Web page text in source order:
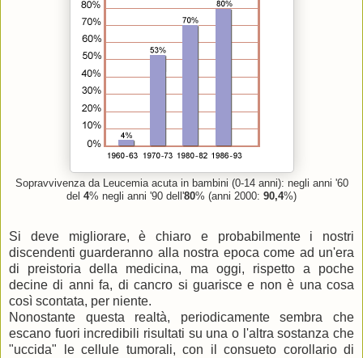
Sopravvivenza da Leucemia acuta in bambini (0-14 anni): negli anni '60
del 4% negli anni '90 dell'80% (anni 2000: 90,4%)
Si deve migliorare, è chiaro e probabilmente i nostri
discendenti guarderanno alla nostra epoca come ad un'era
di preistoria della medicina, ma oggi, rispetto a poche
decine di anni fa, di cancro si guarisce e non è una cosa
così scontata, per niente.
Nonostante questa realtà, periodicamente sembra che
escano fuori incredibili risultati su una o l'altra sostanza che
"uccida" le cellule tumorali, con il consueto corollario di